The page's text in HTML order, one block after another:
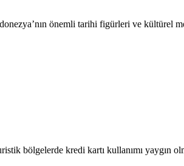
önemli tarihi figürleri ve kültürel
bölgelerde kredi kartı kullanımı